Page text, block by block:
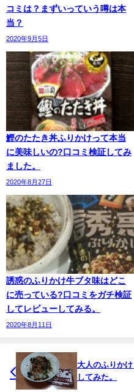
コミは？まずいっていう噂は本
当？
2020年9月5日
鰹のたたき丼ふりかけって本当
に美味しいの?口コミ検証してみ
ました。
2020年8月27日
誘惑のふりかけ牛ブタ味はどこ
に売っている?口コミをガチ検証
してレビューしてみる。
2020年8月11日
大人のふりか
してみた。